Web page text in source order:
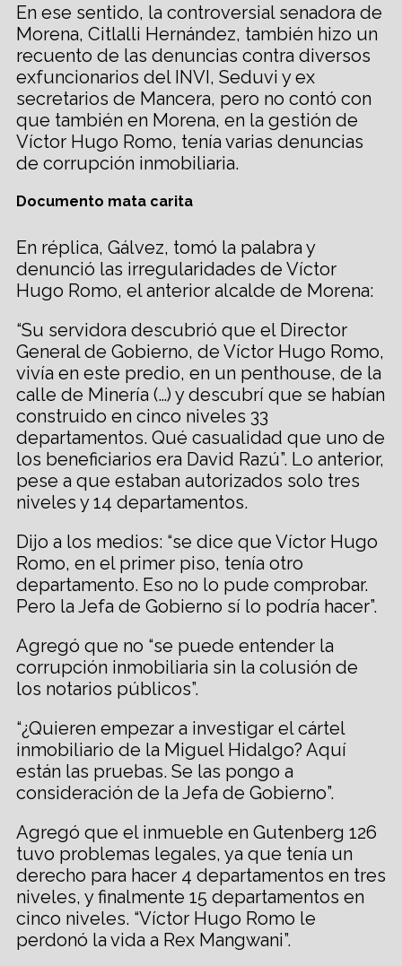
En ese sentido, la controversial senadora de
Morena, Citlalli Hernández, también hizo un
recuento de las denuncias contra diversos
exfuncionarios del INVI, Seduvi y ex
secretarios de Mancera, pero no contó con
que también en Morena, en la gestión de
Víctor Hugo Romo, tenía varias denuncias
de corrupción inmobiliaria.
Documento mata carita
En réplica, Gálvez, tomó la palabra y
denunció las irregularidades de Víctor
Hugo Romo, el anterior alcalde de Morena:
“Su servidora descubrió que el Director
General de Gobierno, de Víctor Hugo Romo,
vivía en este predio, en un penthouse, de la
calle de Minería (…) y descubrí que se habían
construido en cinco niveles 33
departamentos. Qué casualidad que uno de
los beneficiarios era David Razú”. Lo anterior,
pese a que estaban autorizados solo tres
niveles y 14 departamentos.
Dijo a los medios: “se dice que Víctor Hugo
Romo, en el primer piso, tenía otro
departamento. Eso no lo pude comprobar.
Pero la Jefa de Gobierno sí lo podría hacer”.
Agregó que no “se puede entender la
corrupción inmobiliaria sin la colusión de
los notarios públicos”.
“¿Quieren empezar a investigar el cártel
inmobiliario de la Miguel Hidalgo? Aquí
están las pruebas. Se las pongo a
consideración de la Jefa de Gobierno”.
Agregó que el inmueble en Gutenberg 126
tuvo problemas legales, ya que tenía un
derecho para hacer 4 departamentos en tres
niveles, y finalmente 15 departamentos en
cinco niveles. “Víctor Hugo Romo le
perdonó la vida a Rex Mangwani”.